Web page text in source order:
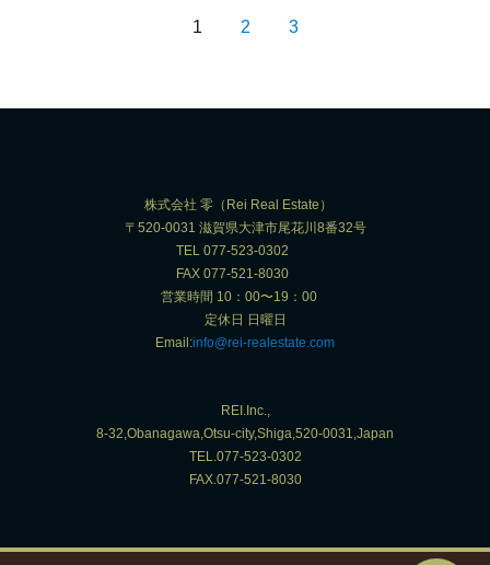
1 2 3
株式会社 零（Rei Real Estate）
〒520-0031 滋賀県大津市尾花川8番32号
TEL 077-523-0302
FAX 077-521-8030
営業時間 10：00〜19：00
定休日 日曜日
Email:info@rei-realestate.com
REI.Inc.,
8-32,Obanagawa,Otsu-city,Shiga,520-0031,Japan
TEL.077-523-0302
FAX.077-521-8030